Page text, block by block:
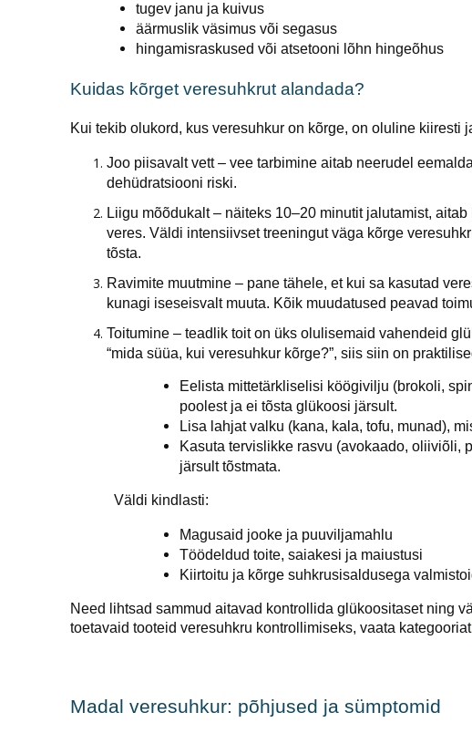
tugev janu ja kuivus
äärmuslik väsimus või segasus
hingamisraskused või atsetooni lõhn hingeõhus
Kuidas kõrget veresuhkrut alandada?
Kui tekib olukord, kus veresuhkur on kõrge, on oluline kiiresti
Joo piisavalt vett – vee tarbimine aitab neerudel
dehüdratsiooni riski.
Liigu mõõdukalt – näiteks 10–20 minutit jalutamist,
veres. Väldi intensiivset treeningut väga kõrge
tõsta.
Ravimite muutmine – pane tähele, et kui sa kasutad
kunagi iseseisvalt muuta. Kõik muudatused peavad
Toitumine – teadlik toit on üks olulisemaid vahendeid
“mida süüa, kui veresuhkur kõrge?”, siis siin on
Eelista mittetärkliselisi köögivilju (brokoli,
poolest ja ei tõsta glükoosi järsult.
Lisa lahjat valku (kana, kala, tofu, munad),
Kasuta tervislikke rasvu (avokaado, oliiviõli,
järsult tõstmata.
Väldi kindlasti:
Magusaid jooke ja puuviljamahlu
Töödeldud toite, saiakesi ja maiustusi
Kiirtoitu ja kõrge suhkrusisaldusega
Need lihtsad sammud aitavad kontrollida glükoositaset ning
toetavaid tooteid veresuhkru kontrollimiseks, vaata kategooriat
Madal veresuhkur: põhjused ja sümptomid